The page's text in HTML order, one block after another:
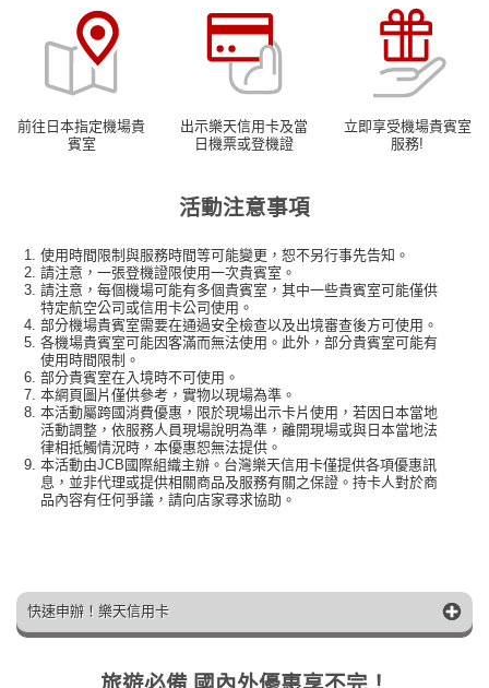
前往日本指定機場貴
賓室
出示樂天信用卡及當
日機票或登機證
立即享受機場貴賓室
服務!
活動注意事項
使用時間限制與服務時間等可能變更，恕不另行事先告知。
請注意，一張登機證限使用一次貴賓室。
請注意，每個機場可能有多個貴賓室，其中一些貴賓室可能僅供
特定航空公司或信用卡公司使用。
部分機場貴賓室需要在通過安全檢查以及出境審查後方可使用。
各機場貴賓室可能因客滿而無法使用。此外，部分貴賓室可能有
使用時間限制。
部分貴賓室在入境時不可使用。
本網頁圖片僅供參考，實物以現場為準。
本活動屬跨國消費優惠，限於現場出示卡片使用，若因日本當地
活動調整，依服務人員現場說明為準，離開現場或與日本當地法
律相抵觸情況時，本優惠恕無法提供。
本活動由JCB國際組織主辦。台灣樂天信用卡僅提供各項優惠訊
息，並非代理或提供相關商品及服務有關之保證。持卡人對於商
品內容有任何爭議，請向店家尋求協助。
快速申辦！樂天信用卡